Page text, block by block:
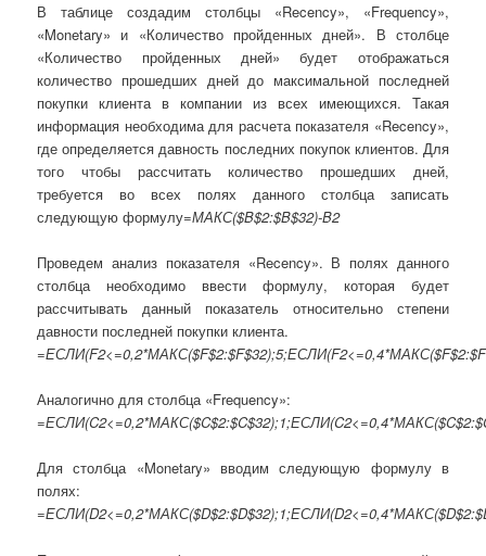
В таблице создадим столбцы «Recency», «Frequency»,
«Monetary» и «Количество пройденных дней». В столбце
«Количество пройденных дней» будет отображаться
количество прошедших дней до максимальной последней
покупки клиента в компании из всех имеющихся. Такая
информация необходима для расчета показателя «Recency»,
где определяется давность последних покупок клиентов. Для
того чтобы рассчитать количество прошедших дней,
требуется во всех полях данного столбца записать
следующую формулу=МАКС($B$2:$B$32)-B2
Проведем анализ показателя «Recency». В полях данного
столбца необходимо ввести формулу, которая будет
рассчитывать данный показатель относительно степени
давности последней покупки клиента.
Аналогично для столбца «Frequency»:
Для столбца «Monetary» вводим следующую формулу в
полях: